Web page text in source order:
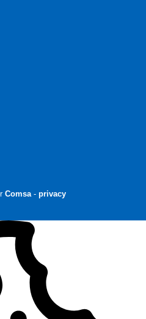
idee&amp;euml;n
Comsa - privacy